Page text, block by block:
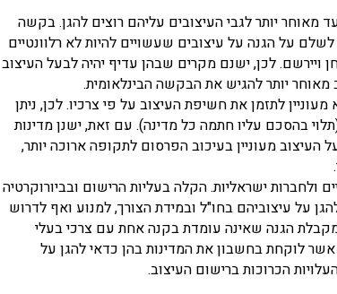
מאוחר יותר לגבי העיצובים עליהם רוצים להגן. בקשה
על הגנה על עיצובים שעשויים להיות לא רלוונטיים
לכן, ישנם מקרים שבהן עדיף יהיה לבעל העיצוב
יותר להגיש את הבקשה הבינלאומית.
לתזמן את חשיפת העיצוב על פי צרכיו. לכן, ניתן
של בקשה בינלאומית לתקופה של 12 או 30 חודשים (תלוי בהסכם עליו חתמה כל מדינה). עם זאת, ישנן מדינות
לתקופה של עד 6 חודשים. לכן, אם בעל העיצוב מעוניין בעיכוב הפרסום לתקופה ארוכה יותר,
ישראליות. הקלה בעליות הרישום ובביורוקרטיה
על עיצוביהם בחו"ל ובמידת הצורך, למנוע ואף לדרוש
מקבלת הגנה שאינה עומדת בקנה אחת עם צרכי בעלי
לוקחת בחשבון את המדינות בהן כדאי להגן על
הכרוכות ברישום העיצוב.